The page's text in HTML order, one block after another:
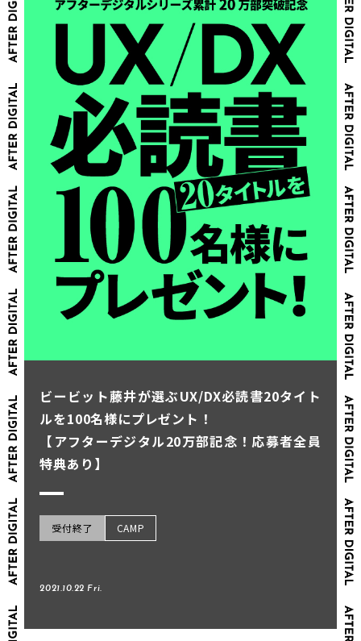
ビービット藤井が選ぶUX/DX必読書20タイト
ルを100名様にプレゼント！
【アフターデジタル20万部記念！応募者全員
特典あり】
受付終了 CAMP
2021.10.22 Fri.